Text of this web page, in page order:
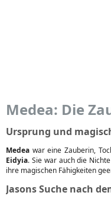
Medea: Die
Ursprung und
Medea war eine Zauberin,
Eidyia. Sie war auch die
ihre magischen Fähigkeiten
Jasons Suche nach